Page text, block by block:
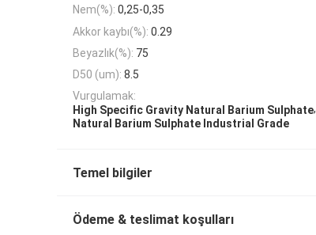
Nem(%): 0,25-0,35
Akkor kaybı(%): 0.29
Beyazlık(%): 75
D50 (um): 8.5
Vurgulamak:
High Specific Gravity Natural Barium Sulphate,
Natural Barium Sulphate Industrial Grade
Temel bilgiler
Ödeme & teslimat koşulları